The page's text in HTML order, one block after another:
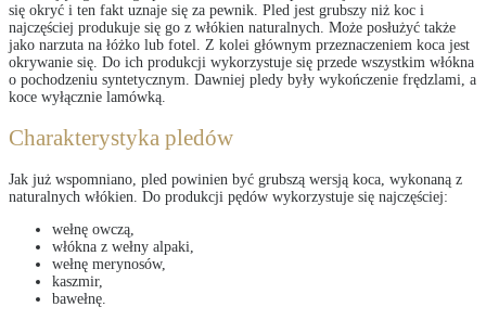
się okryć i ten fakt uznaje się za pewnik. Pled jest grubszy niż koc i
najczęściej produkuje się go z włókien naturalnych. Może posłużyć także
jako narzuta na łóżko lub fotel. Z kolei głównym przeznaczeniem koca jest
okrywanie się. Do ich produkcji wykorzystuje się przede wszystkim włókna
o pochodzeniu syntetycznym. Dawniej pledy były wykończenie frędzlami, a
koce wyłącznie lamówką.
Charakterystyka pledów
Jak już wspomniano, pled powinien być grubszą wersją koca, wykonaną z
naturalnych włókien. Do produkcji pędów wykorzystuje się najczęściej:
wełnę owczą,
włókna z wełny alpaki,
wełnę merynosów,
kaszmir,
bawełnę.